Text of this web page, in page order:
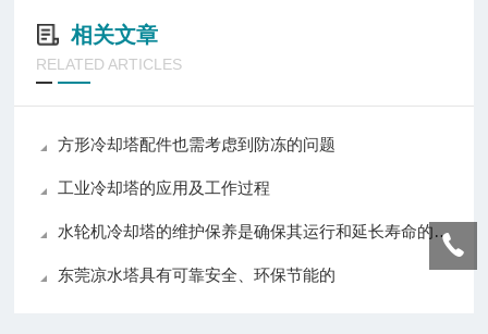
相关文章
RELATED ARTICLES
方形冷却塔配件也需考虑到防冻的问题
工业冷却塔的应用及工作过程
水轮机冷却塔的维护保养是确保其运行和延长寿命的关键
东莞凉水塔具有可靠安全、环保节能的